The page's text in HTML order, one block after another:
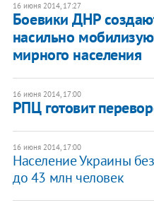
16 июня 2014, 17:27
Боевики ДНР
насильно
мирного населения
16 июня 2014, 17:00
РПЦ готовит
16 июня 2014, 17:00
Население Украины
до 43 млн человек